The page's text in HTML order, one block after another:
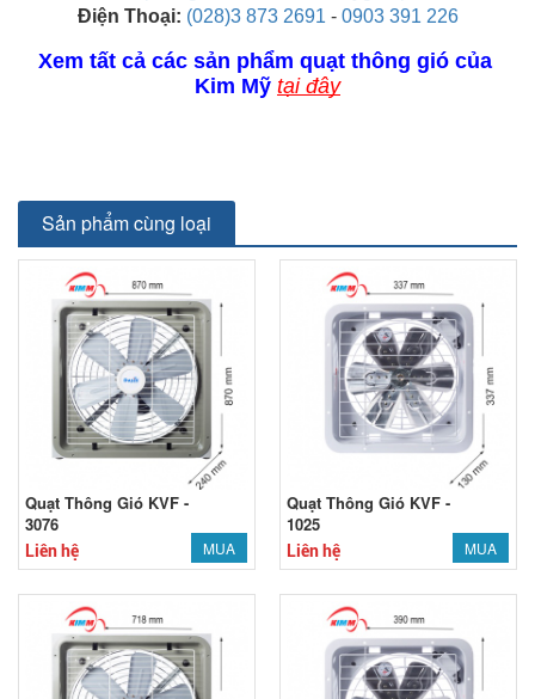
Điện Thoại: (028)3 873 2691 - 0903 391 226
Xem tất cả các sản phẩm quạt thông gió của
Kim Mỹ tại đây
Sản phẩm cùng loại
Quạt Thông Gió KVF -
3076
Liên hệ MUA
Quạt Thông Gió KVF -
1025
Liên hệ MUA